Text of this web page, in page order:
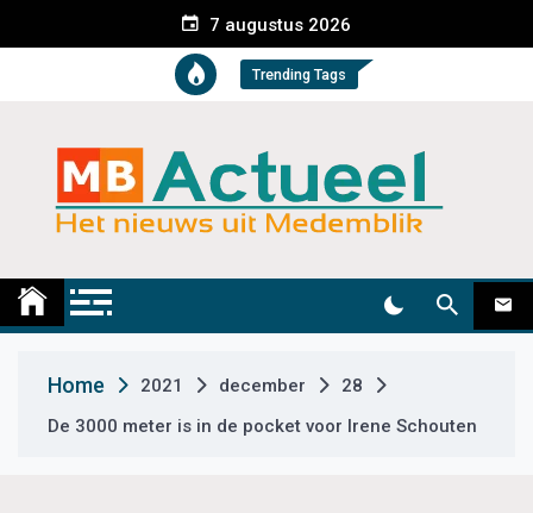
e
t
7 augustus 2026
Trending Tags
Medemblik Actueel
Home 2021 december
28
De 3000 meter is in de pocket voor Irene Schouten